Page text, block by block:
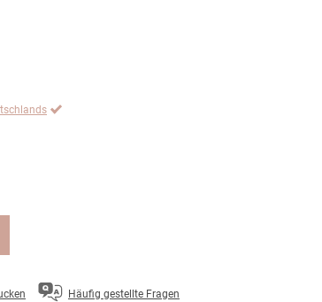
Häufig gestellte Fragen